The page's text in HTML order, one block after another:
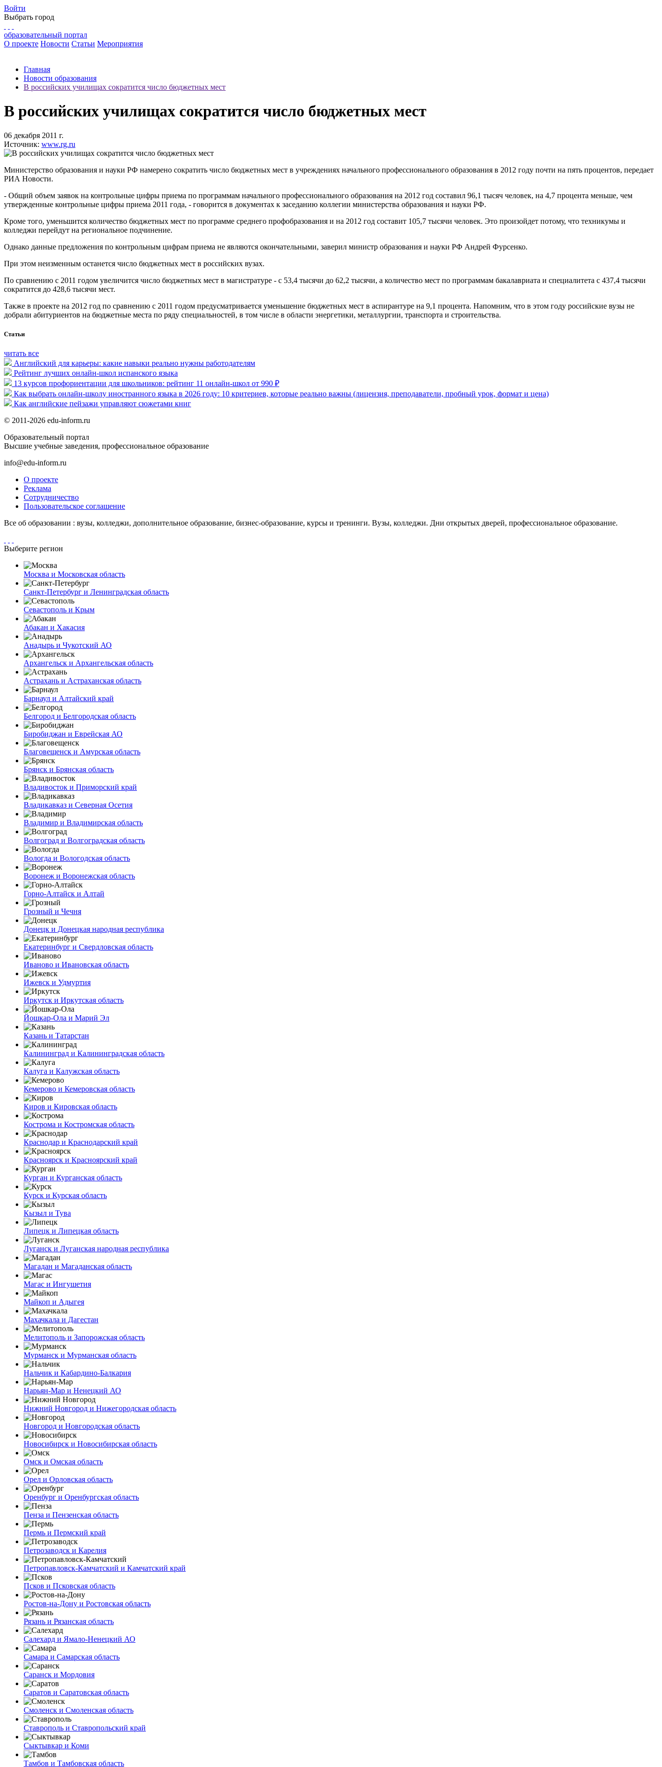
Войти
Выбрать город
образовательный портал
О проекте Новости Статьи Мероприятия
Главная
Новости образования
В российских училищах сократится число бюджетных мест
В российских училищах сократится число бюджетных мест
06 декабря 2011 г.
Источник: www.rg.ru
Министерство образования и науки РФ намерено сократить число бюджетных мест в учреждениях начального профессионального образования в 2012 году почти на пять процентов, передает
РИА Новости.
- Общий объем заявок на контрольные цифры приема по программам начального профессионального образования на 2012 год составил 96,1 тысяч человек, на 4,7 процента меньше, чем
утвержденные контрольные цифры приема 2011 года, - говорится в документах к заседанию коллегии министерства образования и науки РФ.
Кроме того, уменьшится количество бюджетных мест по программе среднего профобразования и на 2012 год составит 105,7 тысячи человек. Это произойдет потому, что техникумы и
колледжи перейдут на региональное подчинение.
Однако данные предложения по контрольным цифрам приема не являются окончательными, заверил министр образования и науки РФ Андрей Фурсенко.
При этом неизменным останется число бюджетных мест в российских вузах.
По сравнению с 2011 годом увеличится число бюджетных мест в магистратуре - с 53,4 тысячи до 62,2 тысячи, а количество мест по программам бакалавриата и специалитета с 437,4 тысячи
сократится до 428,6 тысячи мест.
Также в проекте на 2012 год по сравнению с 2011 годом предусматривается уменьшение бюджетных мест в аспирантуре на 9,1 процента. Напомним, что в этом году российские вузы не
добрали абитуриентов на бюджетные места по ряду специальностей, в том числе в области энергетики, металлургии, транспорта и строительства.
Статьи
читать все
Английский для карьеры: какие навыки реально нужны работодателям
Рейтинг лучших онлайн-школ испанского языка
13 курсов профориентации для школьников: рейтинг 11 онлайн-школ от 990 ₽
Как выбрать онлайн-школу иностранного языка в 2026 году: 10 критериев, которые реально важны (лицензия, преподаватели, пробный урок, формат и цена)
Как английские пейзажи управляют сюжетами книг
© 2011-2026 edu-inform.ru
Образовательный портал
Высшие учебные заведения, профессиональное образование
info@edu-inform.ru
О проекте
Реклама
Сотрудничество
Пользовательское соглашение
Все об образовании : вузы, колледжи, дополнительное образование, бизнес-образование, курсы и тренинги. Вузы, колледжи. Дни открытых дверей, профессиональное образование.
Выберите регион
Москва и Московская область
Санкт-Петербург и Ленинградская область
Севастополь и Крым
Абакан и Хакасия
Анадырь и Чукотский АО
Архангельск и Архангельская область
Астрахань и Астраханская область
Барнаул и Алтайский край
Белгород и Белгородская область
Биробиджан и Еврейская АО
Благовещенск и Амурская область
Брянск и Брянская область
Владивосток и Приморский край
Владикавказ и Северная Осетия
Владимир и Владимирская область
Волгоград и Волгоградская область
Вологда и Вологодская область
Воронеж и Воронежская область
Горно-Алтайск и Алтай
Грозный и Чечня
Донецк и Донецкая народная республика
Екатеринбург и Свердловская область
Иваново и Ивановская область
Ижевск и Удмуртия
Иркутск и Иркутская область
Йошкар-Ола и Марий Эл
Казань и Татарстан
Калининград и Калининградская область
Калуга и Калужская область
Кемерово и Кемеровская область
Киров и Кировская область
Кострома и Костромская область
Краснодар и Краснодарский край
Красноярск и Красноярский край
Курган и Курганская область
Курск и Курская область
Кызыл и Тува
Липецк и Липецкая область
Луганск и Луганская народная республика
Магадан и Магаданская область
Магас и Ингушетия
Майкоп и Адыгея
Махачкала и Дагестан
Мелитополь и Запорожская область
Мурманск и Мурманская область
Нальчик и Кабардино-Балкария
Нарьян-Мар и Ненецкий АО
Нижний Новгород и Нижегородская область
Новгород и Новгородская область
Новосибирск и Новосибирская область
Омск и Омская область
Орел и Орловская область
Оренбург и Оренбургская область
Пенза и Пензенская область
Пермь и Пермский край
Петрозаводск и Карелия
Петропавловск-Камчатский и Камчатский край
Псков и Псковская область
Ростов-на-Дону и Ростовская область
Рязань и Рязанская область
Салехард и Ямало-Ненецкий АО
Самара и Самарская область
Саранск и Мордовия
Саратов и Саратовская область
Смоленск и Смоленская область
Ставрополь и Ставропольский край
Сыктывкар и Коми
Тамбов и Тамбовская область